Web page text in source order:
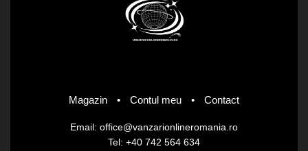
Magazin • Contul meu • Contact
Email: office@vanzarionlineromania.ro
Tel: +40 742 564 634